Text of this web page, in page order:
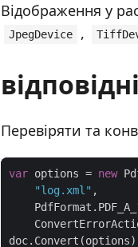
Відображення у
JpegDevice ,
Перевіряти та
var options = new
"log.xml"